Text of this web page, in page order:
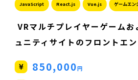
JavaScript React.js Vue.js ゲームエン
VRマルチプレイヤーゲームお
ュニティサイトのフロントエ
850,000円